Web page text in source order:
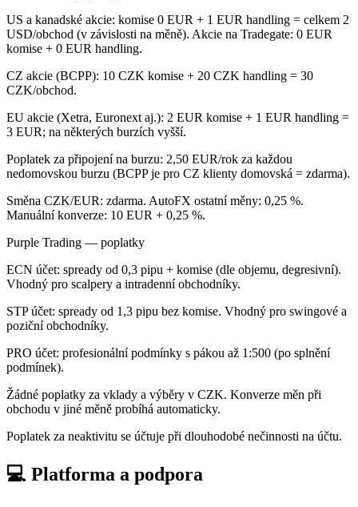
US a kanadské akcie: komise 0 EUR + 1 EUR handling = celkem 2
USD/obchod (v závislosti na měně). Akcie na Tradegate: 0 EUR
komise + 0 EUR handling.
CZ akcie (BCPP): 10 CZK komise + 20 CZK handling = 30
CZK/obchod.
EU akcie (Xetra, Euronext aj.): 2 EUR komise + 1 EUR handling =
3 EUR; na některých burzích vyšší.
Poplatek za připojení na burzu: 2,50 EUR/rok za každou
nedomovskou burzu (BCPP je pro CZ klienty domovská = zdarma).
Směna CZK/EUR: zdarma. AutoFX ostatní měny: 0,25 %.
Manuální konverze: 10 EUR + 0,25 %.
Purple Trading — poplatky
ECN účet: spready od 0,3 pipu + komise (dle objemu, degresivní).
Vhodný pro scalpery a intradenní obchodníky.
STP účet: spready od 1,3 pipu bez komise. Vhodný pro swingové a
poziční obchodníky.
PRO účet: profesionální podmínky s pákou až 1:500 (po splnění
podmínek).
Žádné poplatky za vklady a výběry v CZK. Konverze měn při
obchodu v jiné měně probíhá automaticky.
Poplatek za neaktivitu se účtuje při dlouhodobé nečinnosti na účtu.
💻 Platforma a podpora